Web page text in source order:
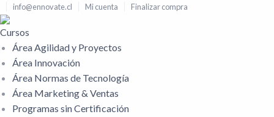
info@ennovate.cl Mi cuenta Finalizar compra
Cursos
Área Agilidad y Proyectos
Área Innovación
Área Normas de Tecnología
Área Marketing & Ventas
Programas sin Certificación